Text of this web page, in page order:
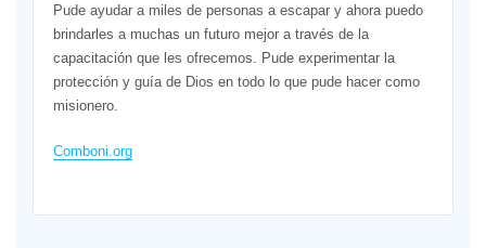
Pude ayudar a miles de personas a escapar y ahora puedo
brindarles a muchas un futuro mejor a través de la
capacitación que les ofrecemos. Pude experimentar la
protección y guía de Dios en todo lo que pude hacer como
misionero.
Comboni.org